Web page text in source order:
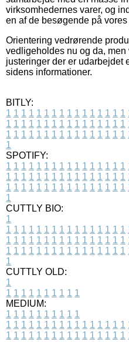
virksomhedernes varer, og
en af de besøgende på
Orientering vedrørende
vedligeholdes nu og da,
justeringer der er udarbejdet
sidens informationer.
BITLY:
1 1 1 1 1 1 1 1 1 1 1 1 1 1 1 1
1 1 1 1 1 1 1 1 1 1 1 1 1 1 1 1
1 1 1 1 1 1 1 1 1 1 1 1 1 1 1 1
1
SPOTIFY:
1 1 1 1 1 1 1 1 1 1 1 1 1 1 1 1
1 1 1 1 1 1 1 1 1 1 1 1 1 1 1 1
1 1 1 1 1 1 1 1 1 1 1 1 1 1 1 1
1
CUTTLY BIO:
1
1 1 1 1 1 1 1 1 1 1 1 1 1 1 1 1
1 1 1 1 1 1 1 1 1 1 1 1 1 1 1 1
1 1 1 1 1 1 1 1 1 1 1 1 1 1 1 1
1
CUTTLY OLD:
1
1 1 1 1 1 1 1 1 1 1
MEDIUM:
1 1 1 1 1 1 1 1 1 1
1 1 1 1 1 1 1 1 1 1 1 1 1 1 1 1
1 1 1 1 1 1 1 1 1 1 1 1 1 1 1 1